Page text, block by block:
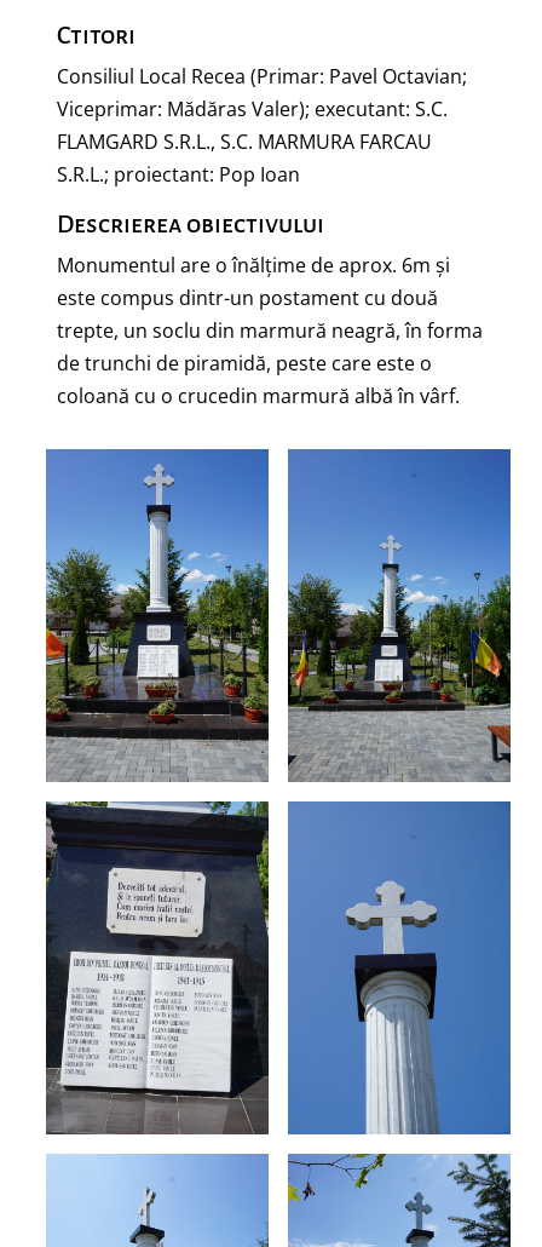
Ctitori
Consiliul Local Recea (Primar: Pavel Octavian;
Viceprimar: Mădăras Valer); executant: S.C.
FLAMGARD S.R.L., S.C. MARMURA FARCAU
S.R.L.; proiectant: Pop Ioan
Descrierea obiectivului
Monumentul are o înălțime de aprox. 6m și
este compus dintr-un postament cu două
trepte, un soclu din marmură neagră, în forma
de trunchi de piramidă, peste care este o
coloană cu o crucedin marmură albă în vârf.